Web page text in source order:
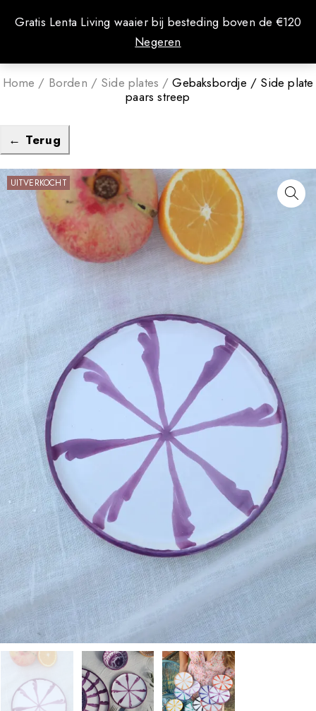
Gratis Lenta Living waaier bij besteding boven de €120
Negeren
0
Home / Borden / Side plates / Gebaksbordje / Side plate
paars streep
← Terug
UITVERKOCHT